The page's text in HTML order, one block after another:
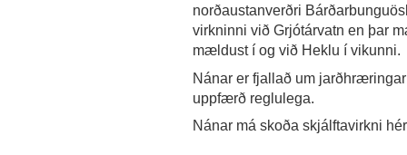
norðaustanverðri
virkninni við Grjótárvatn en þar
mældust í og við Heklu í vikunni.
Nánar er fjallað um
uppfærð reglulega.
Nánar má skoða skjálftavirkni